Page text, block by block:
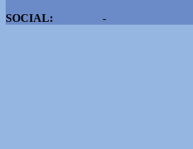
SOCIAL:
-